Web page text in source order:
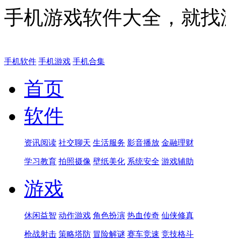
手机游戏软件大全，就
手机软件 手机游戏 手机合集
首页
软件
资讯阅读 社交聊天 生活服务 影音播放 金融理财
学习教育 拍照摄像 壁纸美化 系统安全 游戏辅助
游戏
休闲益智 动作游戏 角色扮演 热血传奇 仙侠修真
枪战射击 策略塔防 冒险解谜 赛车竞速 竞技格斗